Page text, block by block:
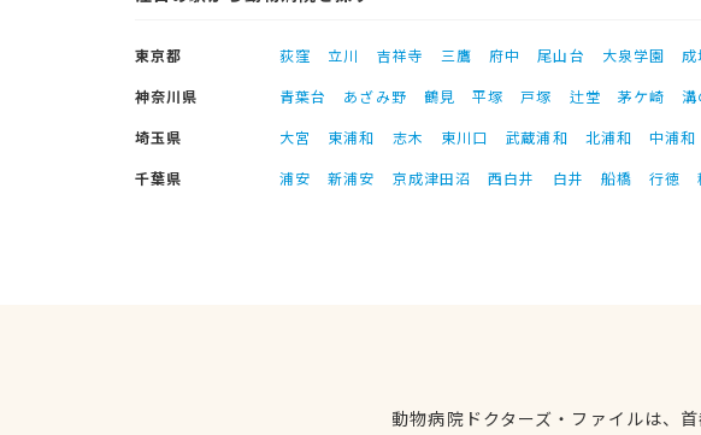
東京都 荻窪 立川 吉祥寺 三鷹 府中 尾山台 大泉学園
神奈川県
青葉台 あざみ野 鶴見 平塚 戸塚 辻堂 茅ケ崎
溝
埼玉県
大宮 東浦和 志木 東川口 武蔵浦和 北浦和 中浦和
千葉県
浦安 新浦安 京成津田沼 西白井 白井 船橋 行徳
動物病院ドクターズ・ファイルは、